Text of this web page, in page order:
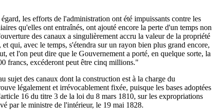
les efforts de l'administration ont été impuissants contre les
qu'elles ont entraînés, ont ajouté encore la perte d'un temps non
des canaux a singulièrement accru la valeur de la propriété
qui, avec le temps, s'étendra sur un rayon bien plus grand encore,
et l'on peut dire que le Gouvernement a porté, en quelque sorte, la
francs, excéderont peut être cinq millions."
sujet des canaux dont la construction est à la charge du
légalement et irrévocablement fixée, puisque les bases adoptées
16 du titre 3 de la loi du 8 mars 1810, sur les expropriations
par le ministre de l'intérieur, le 19 mai 1828.